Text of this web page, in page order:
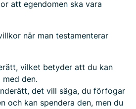
att egendomen ska vara
när man testamenterar
vilket betyder att du kan
den.
det vill säga, du förfogar
och kan spendera den, men du